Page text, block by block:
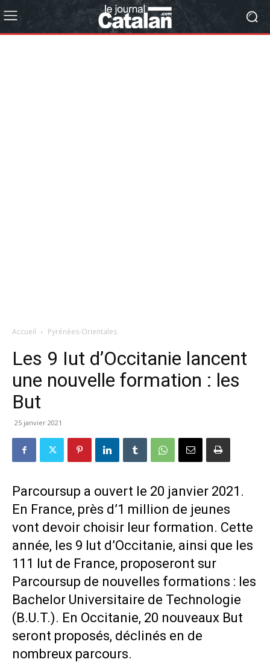
Accueil Pyrénées-Orientales
Les 9 Iut d’Occitanie lancent
une nouvelle formation : les
But
25 janvier 2021
Parcoursup a ouvert le 20 janvier 2021.
En France, près d’1 million de jeunes
vont devoir choisir leur formation. Cette
année, les 9 Iut d’Occitanie, ainsi que les
111 Iut de France, proposeront sur
Parcoursup de nouvelles formations : les
Bachelor Universitaire de Technologie
(B.U.T.). En Occitanie, 20 nouveaux But
seront proposés, déclinés en de
nombreux parcours.